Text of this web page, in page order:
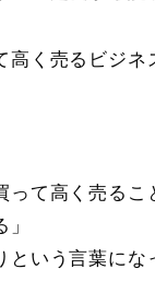
高く売るビジネ
て高く売るこ
いう言葉にな